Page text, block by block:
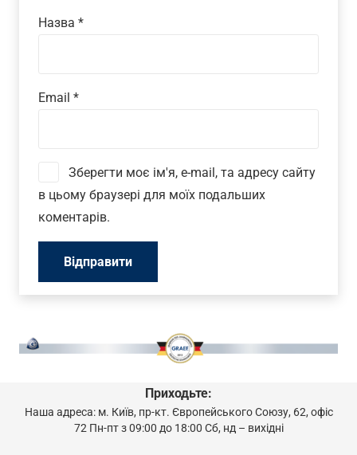
Назва *
Email *
Зберегти моє ім'я, e-mail, та адресу сайту
в цьому браузері для моїх подальших
коментарів.
Приходьте:
Наша адреса: м. Київ, пр-кт. Європейського Союзу, 62, офіс
72 Пн-пт з 09:00 до 18:00 Сб, нд – вихідні